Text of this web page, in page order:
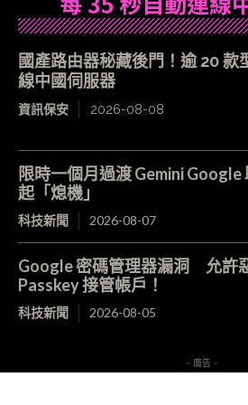
國產路由器秘藏後門！逾 20 款
線中國伺服器
資訊保安 2026-08-08
限時一個月過渡 Gemini Google
起「熄機」
科技新聞 2026-08-07
Google 密碼管理器漏洞 允許
Passkey 接管帳戶！
科技新聞 2026-08-05
- 廣告 -